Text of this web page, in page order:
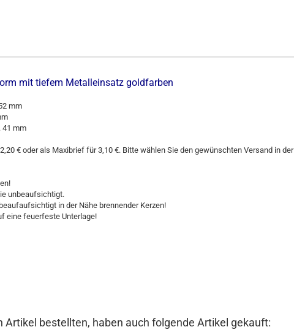
mit tiefem Metalleinsatz goldfarben
mm
41 mm
€ oder als Maxibrief für 3,10 €. Bitte wählen Sie den gewünschten Versand in der
unbeaufsichtigt.
in der Nähe brennender Kerzen!
eine feuerfeste Unterlage!
Artikel bestellten, haben auch folgende Artikel gekauft: